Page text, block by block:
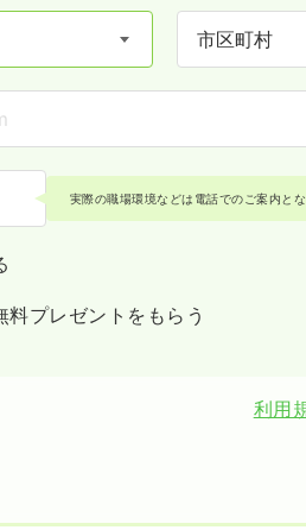
実際の職場環境などは電話でのご案内と
料プレゼントをもらう
利用